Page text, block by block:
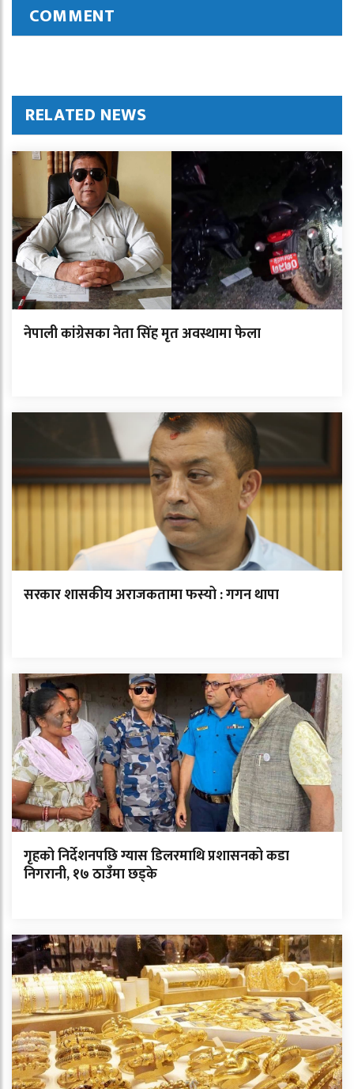
COMMENT
RELATED NEWS
नेपाली कांग्रेसका नेता सिंह मृत अवस्थामा फेला
सरकार शासकीय अराजकतामा फस्यो : गगन थापा
गृहको निर्देशनपछि ग्यास डिलरमाथि प्रशासनको कडा
निगरानी, १७ ठाउँमा छड्के